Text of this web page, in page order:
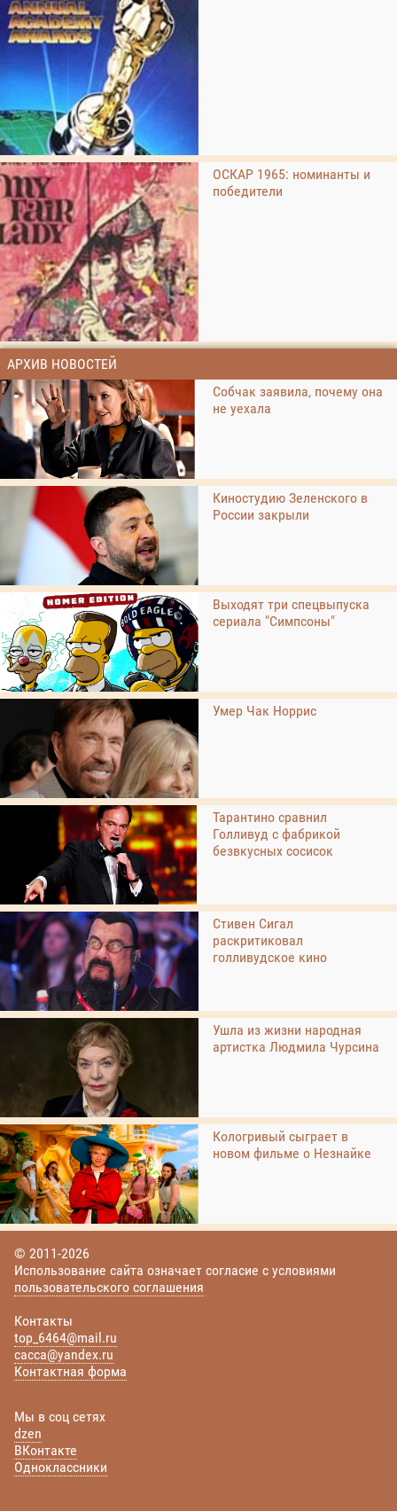
ОСКАР 1965: номинанты и
победители
АРХИВ НОВОСТЕЙ
Собчак заявила, почему она
не уехала
Киностудию Зеленского в
России закрыли
Выходят три спецвыпуска
сериала "Симпсоны"
Умер Чак Норрис
Тарантино сравнил
Голливуд с фабрикой
безвкусных сосисок
Стивен Сигал
раскритиковал
голливудское кино
Ушла из жизни народная
артистка Людмила Чурсина
Кологривый сыграет в
новом фильме о Незнайке
© 2011-2026
Использование сайта означает согласие с условиями
пользовательского соглашения
Контакты
top_6464@mail.ru
cacca@yandex.ru
Контактная форма
Мы в соц сетях
dzen
ВКонтакте
Одноклассники